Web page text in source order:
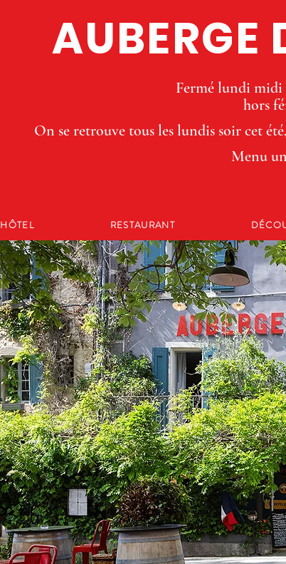
AUBERGE
Fermé lundi
hors
On se retrouve tous les lundis soir cet
Menu
HÔTEL RESTAURANT